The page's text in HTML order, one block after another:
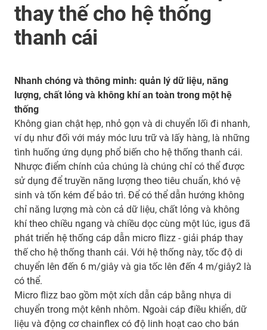
thay thế cho hệ thống
thanh cái
Nhanh chóng và thông minh: quản lý dữ liệu, năng
lượng, chất lỏng và không khí an toàn trong một hệ
thống
Không gian chật hẹp, nhỏ gọn và di chuyển lối đi nhanh,
ví dụ như đối với máy móc lưu trữ và lấy hàng, là những
tình huống ứng dụng phổ biến cho hệ thống thanh cái.
Nhược điểm chính của chúng là chúng chỉ có thể được
sử dụng để truyền năng lượng theo tiêu chuẩn, khó vệ
sinh và tốn kém để bảo trì. Để có thể dẫn hướng không
chỉ năng lượng mà còn cả dữ liệu, chất lỏng và không
khí theo chiều ngang và chiều dọc cùng một lúc, igus đã
phát triển hệ thống cáp dẫn micro flizz - giải pháp thay
thế cho hệ thống thanh cái. Với hệ thống này, tốc độ di
chuyển lên đến 6 m/giây và gia tốc lên đến 4 m/giây2 là
có thể.
Micro flizz bao gồm một xích dẫn cáp bằng nhựa di
chuyển trong một kênh nhôm. Ngoài cáp điều khiển, dữ
liệu và động cơ chainflex có độ linh hoạt cao cho bán